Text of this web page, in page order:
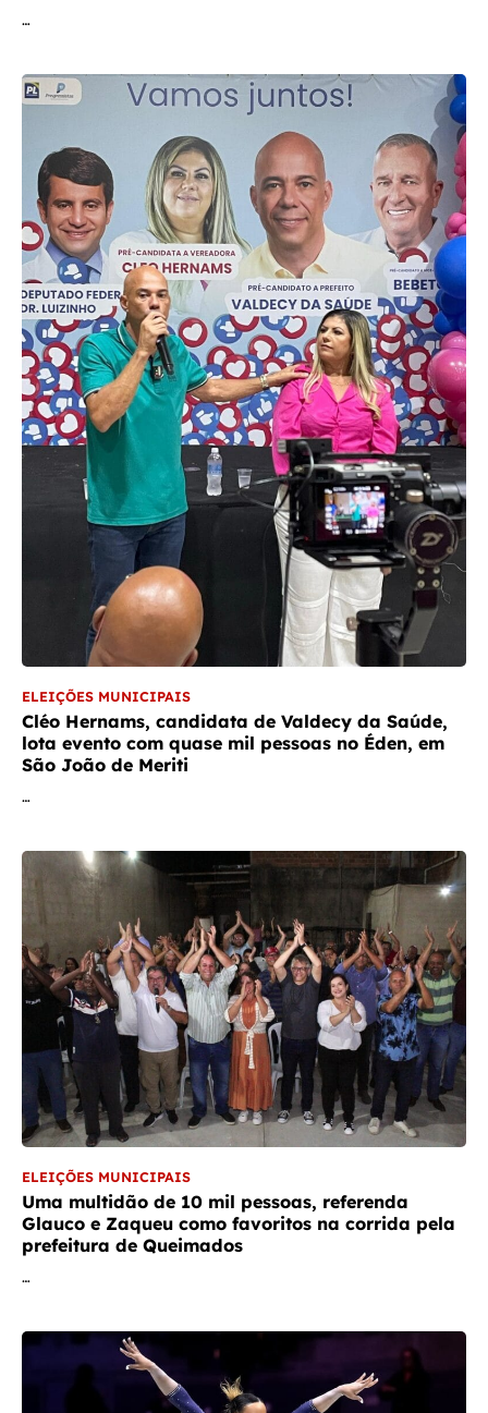
…
ELEIÇÕES MUNICIPAIS
Cléo Hernams, candidata de Valdecy da Saúde,
lota evento com quase mil pessoas no Éden, em
São João de Meriti
…
ELEIÇÕES MUNICIPAIS
Uma multidão de 10 mil pessoas, referenda
Glauco e Zaqueu como favoritos na corrida pela
prefeitura de Queimados
…